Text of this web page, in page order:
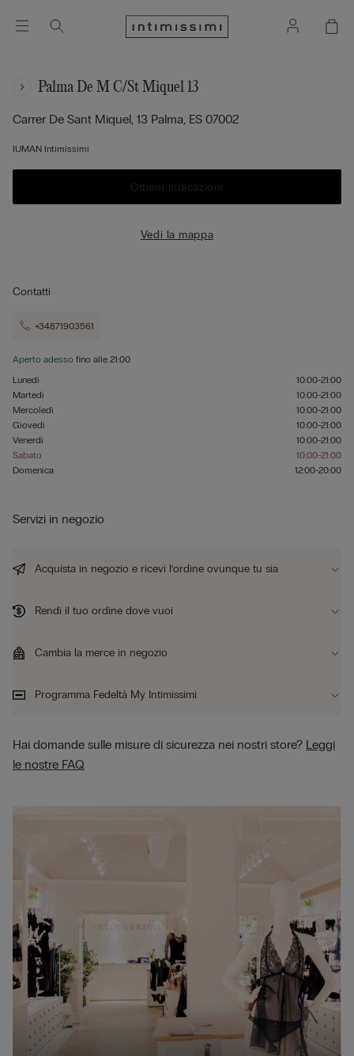
Palma De M C/st Miquel 13
Carrer De Sant Miquel, 13 Palma, ES 07002
IUMAN Intimissimi
Ottieni indicazioni
Vedi la mappa
Contatti
+34871903561
Aperto adesso fino alle 21:00
Lunedì
10:00-21:00
Martedì
10:00-21:00
Mercoledì
10:00-21:00
Giovedì
10:00-21:00
Venerdì
10:00-21:00
Sabato
10:00-21:00
Domenica
12:00-20:00
Servizi in negozio
Acquista in negozio e ricevi l’ordine ovunque tu sia
Rendi il tuo ordine dove vuoi
Cambia la merce in negozio
Programma Fedeltà My Intimissimi
Hai domande sulle misure di sicurezza nei nostri store? Leggi
le nostre FAQ